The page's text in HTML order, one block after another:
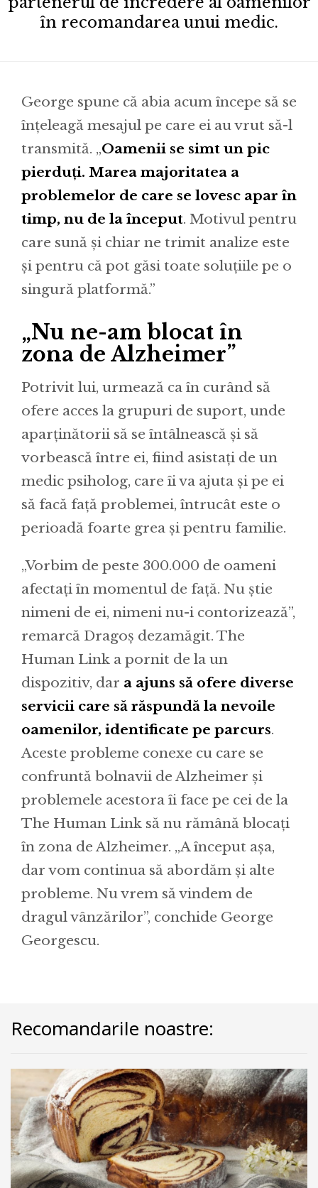
în recomandarea unui medic.
George spune că abia acum începe să se
înțeleagă mesajul pe care ei au vrut să-l
transmită. „Oamenii se simt un pic
pierduți. Marea majoritatea a
problemelor de care se lovesc apar în
timp, nu de la început. Motivul pentru
care sună și chiar ne trimit analize este
și pentru că pot găsi toate soluțiile pe o
singură platformă.”
„Nu ne-am blocat în
zona de Alzheimer”
Potrivit lui, urmează ca în curând să
ofere acces la grupuri de suport, unde
aparţinătorii să se întâlnească și să
vorbească între ei, fiind asistați de un
medic psiholog, care îi va ajuta și pe ei
să facă față problemei, întrucât este o
perioadă foarte grea și pentru familie.
„Vorbim de peste 300.000 de oameni
afectați în momentul de față. Nu știe
nimeni de ei, nimeni nu-i contorizează”,
remarcă Dragoș dezamăgit. The
Human Link a pornit de la un
dispozitiv, dar a ajuns să ofere diverse
servicii care să răspundă la nevoile
oamenilor, identificate pe parcurs.
Aceste probleme conexe cu care se
confruntă bolnavii de Alzheimer și
problemele acestora îi face pe cei de la
The Human Link să nu rămână blocați
în zona de Alzheimer. „A început așa,
dar vom continua să abordăm și alte
probleme. Nu vrem să vindem de
dragul vânzărilor”, conchide George
Georgescu.
Recomandarile noastre: